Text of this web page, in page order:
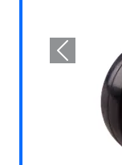
Previous